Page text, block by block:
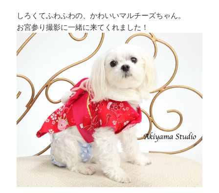
しろくてふわふわの、かわいいマルチーズちゃん。
お宮参り撮影に一緒に来てくれました！